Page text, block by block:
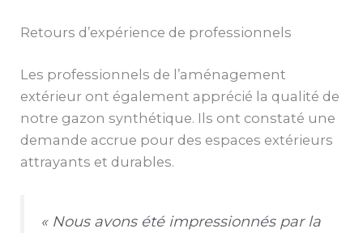
Retours d’expérience de professionnels
Les professionnels de l’aménagement
extérieur ont également apprécié la qualité de
notre gazon synthétique. Ils ont constaté une
demande accrue pour des espaces extérieurs
attrayants et durables.
« Nous avons été impressionnés par la